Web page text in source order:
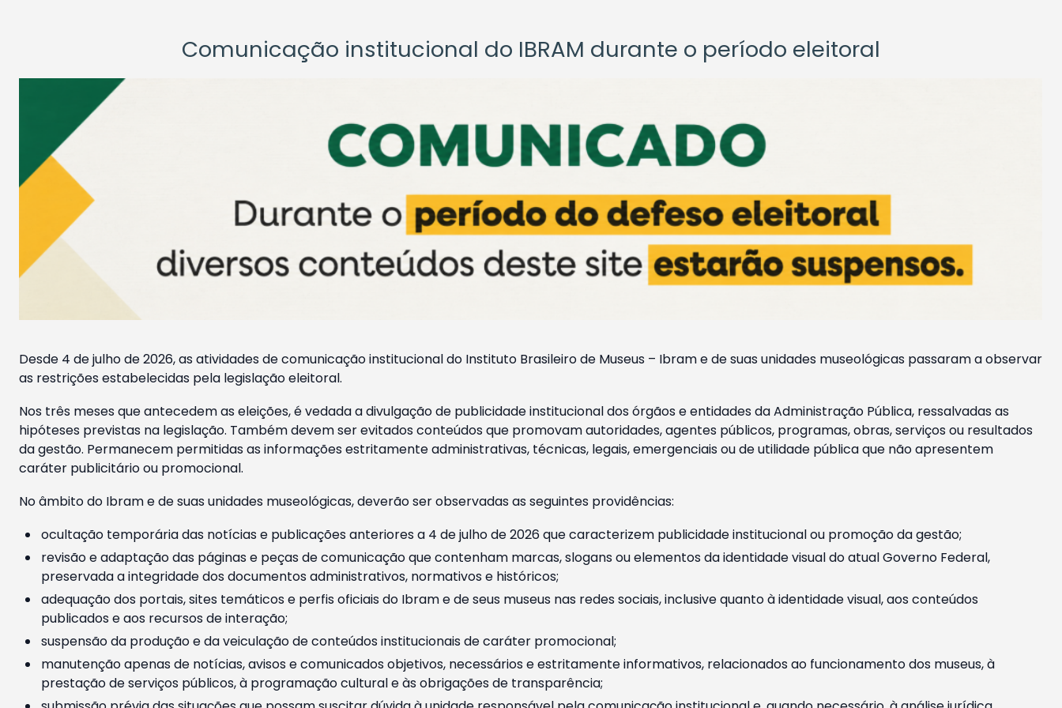
Comunicação institucional do IBRAM durante o período eleitoral
Desde 4 de julho de 2026, as atividades de comunicação institucional do Instituto Brasileiro de Museus – Ibram e de suas unidades museológicas passaram a observar
as restrições estabelecidas pela legislação eleitoral.
Nos três meses que antecedem as eleições, é vedada a divulgação de publicidade institucional dos órgãos e entidades da Administração Pública, ressalvadas as
hipóteses previstas na legislação. Também devem ser evitados conteúdos que promovam autoridades, agentes públicos, programas, obras, serviços ou resultados
da gestão. Permanecem permitidas as informações estritamente administrativas, técnicas, legais, emergenciais ou de utilidade pública que não apresentem
caráter publicitário ou promocional.
No âmbito do Ibram e de suas unidades museológicas, deverão ser observadas as seguintes providências:
ocultação temporária das notícias e publicações anteriores a 4 de julho de 2026 que caracterizem publicidade institucional ou promoção da gestão;
revisão e adaptação das páginas e peças de comunicação que contenham marcas, slogans ou elementos da identidade visual do atual Governo Federal,
preservada a integridade dos documentos administrativos, normativos e históricos;
adequação dos portais, sites temáticos e perfis oficiais do Ibram e de seus museus nas redes sociais, inclusive quanto à identidade visual, aos conteúdos
publicados e aos recursos de interação;
suspensão da produção e da veiculação de conteúdos institucionais de caráter promocional;
manutenção apenas de notícias, avisos e comunicados objetivos, necessários e estritamente informativos, relacionados ao funcionamento dos museus, à
prestação de serviços públicos, à programação cultural e às obrigações de transparência;